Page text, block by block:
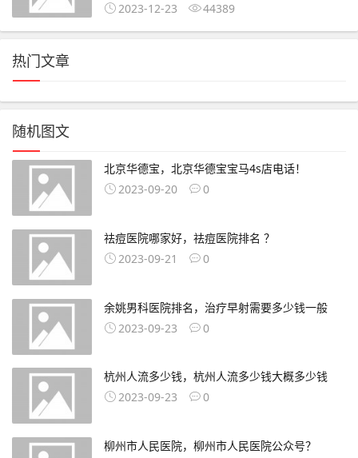
2023-12-23
44389
热门文章
随机图文
北京华德宝，北京华德宝宝马4s店电话！
2023-09-20
0
祛痘医院哪家好，祛痘医院排名 ？
2023-09-21
0
余姚男科医院排名，治疗早射需要多少钱一般
2023-09-23
0
杭州人流多少钱，杭州人流多少钱大概多少钱
2023-09-23
0
柳州市人民医院，柳州市人民医院公众号？